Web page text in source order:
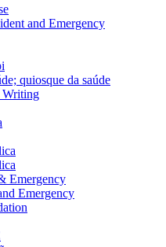
and Emergency
quiosque da saúde
Writing
Emergency
Emergency